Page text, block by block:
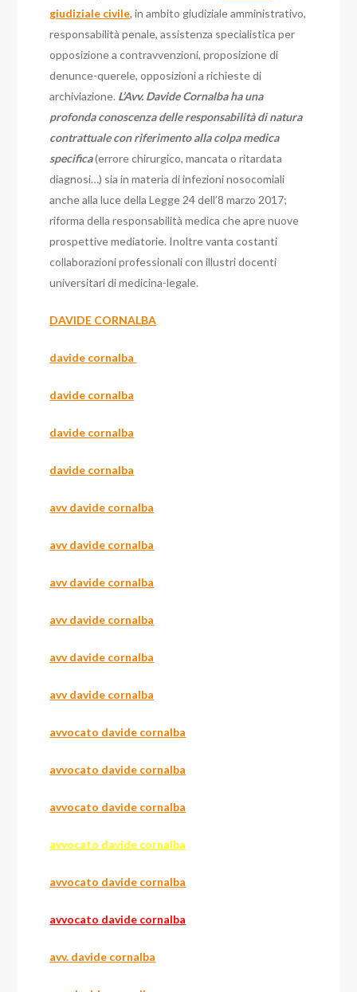
giudiziale civile, in ambito giudiziale amministrativo,
responsabilità penale, assistenza specialistica per
opposizione a contravvenzioni, proposizione di
denunce-querele, opposizioni a richieste di
archiviazione. L’Avv. Davide Cornalba ha una
profonda conoscenza delle responsabilità di natura
contrattuale con riferimento alla colpa medica
specifica(errore chirurgico, mancata o ritardata
diagnosi…) sia in materia di infezioni nosocomiali
anche alla luce della Legge 24 dell’8 marzo 2017;
riforma della responsabilità medica che apre nuove
prospettive mediatorie. Inoltre vanta costanti
collaborazioni professionali con illustri docenti
universitari di medicina-legale.
DAVIDE CORNALBA
davide cornalba
davide cornalba
davide cornalba
davide cornalba
avv davide cornalba
avv davide cornalba
avv davide cornalba
avv davide cornalba
avv davide cornalba
avv davide cornalba
avvocato davide cornalba
avvocato davide cornalba
avvocato davide cornalba
avvocato davide cornalba
avvocato davide cornalba
avvocato davide cornalba
avv. davide cornalba